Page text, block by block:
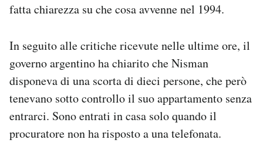
fatta chiarezza su che cosa avvenne nel 1994.
In seguito alle critiche ricevute nelle ultime ore, il
governo argentino ha chiarito che Nisman
disponeva di una scorta di dieci persone, che però
tenevano sotto controllo il suo appartamento senza
entrarci. Sono entrati in casa solo quando il
procuratore non ha risposto a una telefonata.